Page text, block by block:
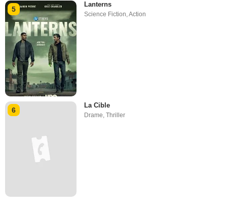
5
Lanterns
Science Fiction,Action
6
La Cible
Drame ,Thriller